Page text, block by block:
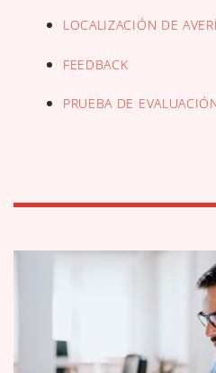
LOCALIZACIÓN DE
FEEDBACK
PRUEBA DE